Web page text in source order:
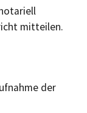
mitteilen.
der